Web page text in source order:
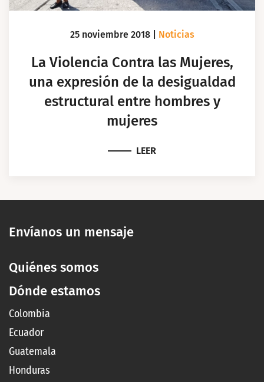
25 noviembre 2018| Noticias
La Violencia Contra las Mujeres,
una expresión de la desigualdad
estructural entre hombres y
mujeres
LEER
Envíanos un mensaje
Quiénes somos
Dónde estamos
Colombia
Ecuador
Guatemala
Honduras